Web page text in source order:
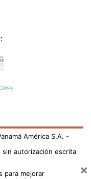
América S.A. -
autorización escrita
para mejorar
×